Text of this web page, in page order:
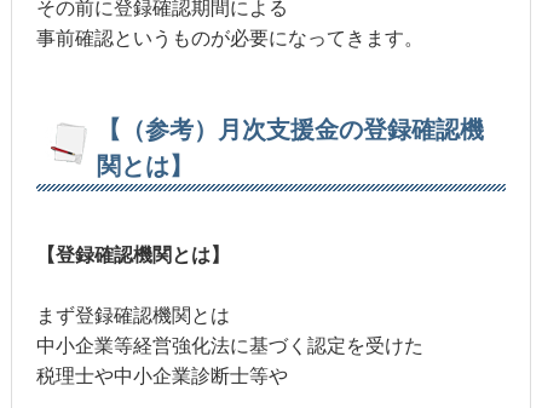
その前に登録確認期間による
事前確認というものが必要になってきます。
【（参考）月次支援金の登録確認機
関とは】
【登録確認機関とは】
まず登録確認機関とは
中小企業等経営強化法に基づく認定を受けた
税理士や中小企業診断士等や